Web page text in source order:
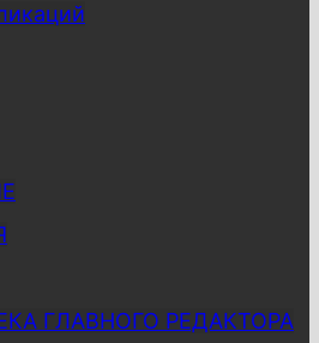
ГЛАВНОГО РЕДАКТОРА